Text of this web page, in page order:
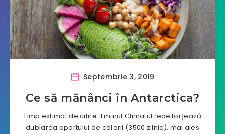
Septembrie 3, 2019
Ce să mănânci în Antarctica?
Timp estimat de citire: 1 minut Climatul rece forțează
dublarea aportului de calorii (3500 zilnic), mai ales